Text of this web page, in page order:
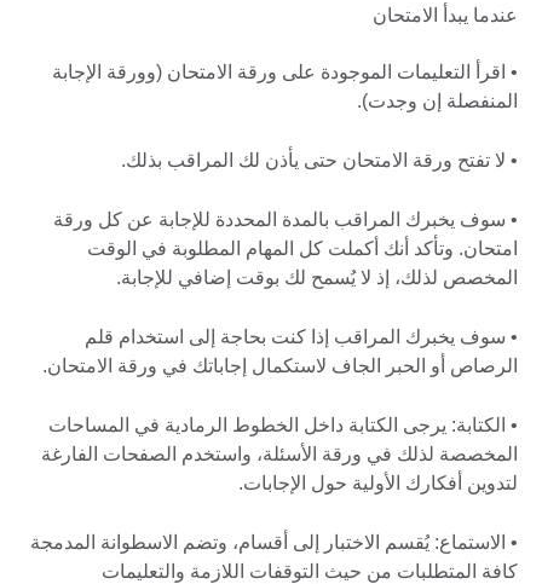
عندما يبدأ الامتحان
• اقرأ التعليمات الموجودة على ورقة الامتحان (وورقة الإجابة
المنفصلة إن وجدت).
• لا تفتح ورقة الامتحان حتى يأذن لك المراقب بذلك.
• سوف يخبرك المراقب بالمدة المحددة للإجابة عن كل ورقة
امتحان. وتأكد أنك أكملت كل المهام المطلوبة في الوقت
المخصص لذلك، إذ لا يُسمح لك بوقت إضافي للإجابة.
• سوف يخبرك المراقب إذا كنت بحاجة إلى استخدام قلم
الرصاص أو الحبر الجاف لاستكمال إجاباتك في ورقة الامتحان.
• الكتابة: يرجى الكتابة داخل الخطوط الرمادية في المساحات
المخصصة لذلك في ورقة الأسئلة، واستخدم الصفحات الفارغة
لتدوين أفكارك الأولية حول الإجابات.
• الاستماع: يُقسم الاختبار إلى أقسام، وتضم الاسطوانة المدمجة
كافة المتطلبات من حيث التوقفات اللازمة والتعليمات